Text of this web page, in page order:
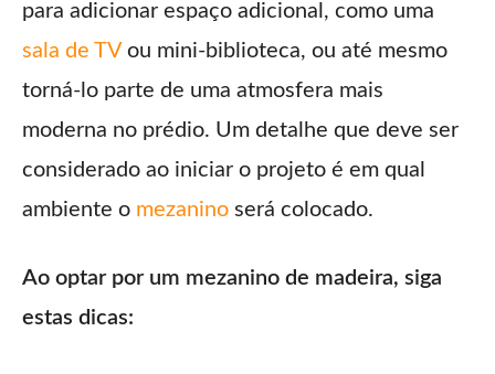
para adicionar espaço adicional, como uma
sala de TV ou mini-biblioteca, ou até mesmo
torná-lo parte de uma atmosfera mais
moderna no prédio. Um detalhe que deve ser
considerado ao iniciar o projeto é em qual
ambiente o mezanino será colocado.
Ao optar por um mezanino de madeira, siga
estas dicas: